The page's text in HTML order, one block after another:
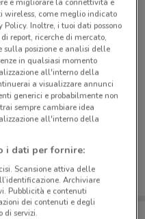
con te!
wireless, come meglio indicato
Inoltre, i tuoi dati possono
report, ricerche di mercato,
sulla posizione e analisi delle
in qualsiasi momento
all'interno della
a visualizzare annunci
generici e probabilmente non
sempre cambiare idea
all'interno della
i dati per fornire:
Scansione attiva delle
Archiviare
Pubblicità e contenuti
dei contenuti e degli
di servizi.